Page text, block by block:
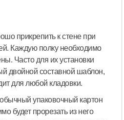
прикрепить к стене при
Каждую полку необходимо
Часто для их установки
двойной составной шаблон,
для любой кладовки.
упаковочный картон
будет прорезать из него